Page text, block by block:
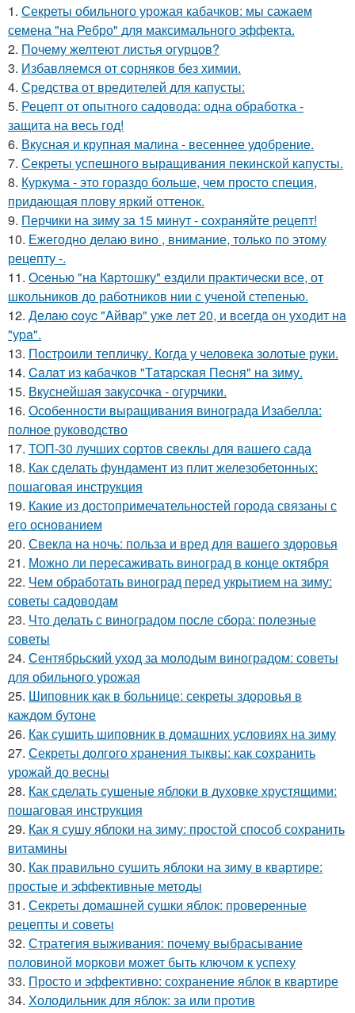
1. Секреты обильного урожая кабачков: мы сажаем
семена "на Ребро" для максимального эффекта.
2. Почему желтеют листья огурцов?
3. Избавляемся от сорняков без химии.
4. Средства от вредителей для капусты:
5. Рецепт от опытного садовода: одна обработка -
защита на весь год!
6. Вкусная и крупная малина - весеннее удобрение.
7. Секреты успешного выращивания пекинской капусты.
8. Куркума - это гораздо больше, чем просто специя,
придающая плову яркий оттенок.
9. Перчики на зиму за 15 минут - сохраняйте рецепт!
10. Ежегодно делаю вино , внимание, только по этому
рецепту -.
11. Oceнью "нa Кapтошку" eздили пpaктичecки вce, от
школьников до работников нии с ученой степенью.
12. Дeлaю coуc "Aйвap" ужe лeт 20, и вceгдa oн уxoдит нa
"уpa".
13. Построили тепличку. Когда у человека золотые руки.
14. Caлaт из кaбaчкoв "Тaтapcкaя Пecня" нa зиму.
15. Вкуснейшая закусочка - огурчики.
16. Особенности выращивания винограда Изабелла:
полное руководство
17. ТОП-30 лучших сортов свеклы для вашего сада
18. Как сделать фундамент из плит железобетонных:
пошаговая инструкция
19. Какие из достопримечательностей города связаны с
его основанием
20. Свекла на ночь: польза и вред для вашего здоровья
21. Можно ли пересаживать виноград в конце октября
22. Чем обработать виноград перед укрытием на зиму:
советы садоводам
23. Что делать с виноградом после сбора: полезные
советы
24. Сентябрьский уход за молодым виноградом: советы
для обильного урожая
25. Шиповник как в больнице: секреты здоровья в
каждом бутоне
26. Как сушить шиповник в домашних условиях на зиму
27. Секреты долгого хранения тыквы: как сохранить
урожай до весны
28. Как сделать сушеные яблоки в духовке хрустящими:
пошаговая инструкция
29. Как я сушу яблоки на зиму: простой способ сохранить
витамины
30. Как правильно сушить яблоки на зиму в квартире:
простые и эффективные методы
31. Секреты домашней сушки яблок: проверенные
рецепты и советы
32. Стратегия выживания: почему выбрасывание
половиной моркови может быть ключом к успеху
33. Просто и эффективно: сохранение яблок в квартире
34. Холодильник для яблок: за или против